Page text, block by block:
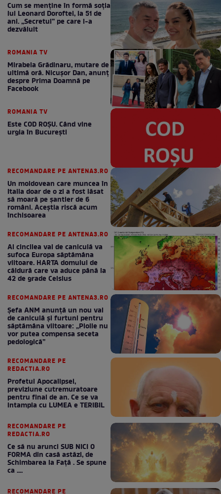
Cum se menţine în formă soţia
lui Leonard Doroftei, la 51 de
ani. „Secretul” pe care l-a
dezvăluit
ROMANIA TV
Mirabela Grădinaru, mutare de
ultimă oră. Nicuşor Dan, anunţ
despre Prima Doamnă pe
Facebook
ROMANIA TV
Este COD ROŞU. Când vine
urgia în Bucureşti
RECOMANDARE PE ANTENA3.RO
Un moldovean care muncea în
Italia doar de o zi a fost lăsat
să moară pe şantier de 6
români. Aceștia riscă acum
închisoarea
RECOMANDARE PE ANTENA3.RO
Al cincilea val de caniculă va
sufoca Europa săptămâna
viitoare. HARTA domului de
căldură care va aduce până la
42 de grade Celsius
RECOMANDARE PE ANTENA3.RO
Șefa ANM anunță un nou val
de caniculă și furtuni pentru
săptămâna viitoare: „Ploile nu
vor putea compensa seceta
pedologică”
RECOMANDARE PE
REDACTIA.RO
Profetul Apocalipsei,
previziune cutremuratoare
pentru final de an. Ce se va
intampla cu LUMEA e TERIBIL
RECOMANDARE PE
REDACTIA.RO
Ce să nu arunci SUB NICI O
FORMA din casă astăzi, de
Schimbarea la Față . Se spune
ca ....